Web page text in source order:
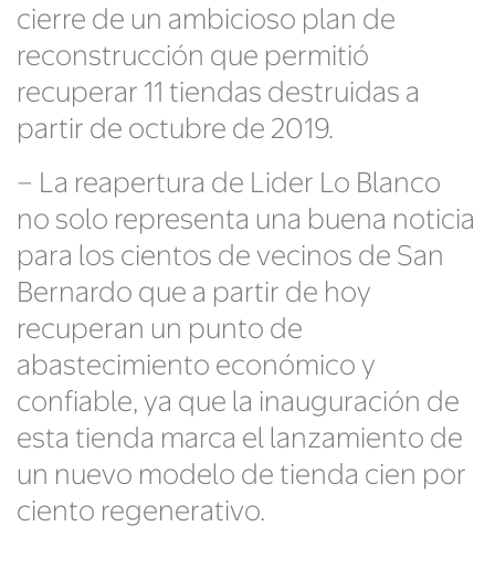
cierre de un ambicioso plan de
reconstrucción que permitió
recuperar 11 tiendas destruidas a
partir de octubre de 2019.
– La reapertura de Lider Lo Blanco
no solo representa una buena noticia
para los cientos de vecinos de San
Bernardo que a partir de hoy
recuperan un punto de
abastecimiento económico y
confiable, ya que la inauguración de
esta tienda marca el lanzamiento de
un nuevo modelo de tienda cien por
ciento regenerativo.